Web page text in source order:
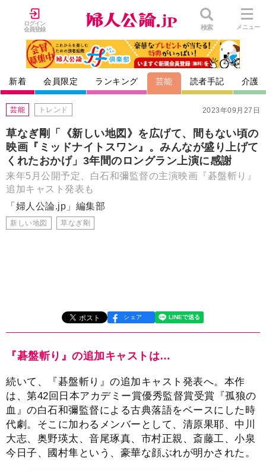
ログイン
会員登録
検索 メニュー
新着 会員限定 ランキング 芸能 読者手記 介護
2023年09月27日
芸能 トレンド
草なぎ剛「《新しい地図》を広げて、間もない頃の
映画『ミッドナイトスワン』。みんなが盛り上げて
くれたおかげ」3年間のロングラン上演に感謝
来年5月公開予定、白石和彌監督の主演映画『碁盤斬り』
追加キャスト発表も
「婦人公論.jp」編集部
新しい地図 草なぎ剛
シェア
『碁盤斬り』の追加キャストは…
続いて、『碁盤斬り』の追加キャスト発表へ。本作
は、第42回日本アカデミー賞優秀監督賞受賞『孤狼の
血』の白石和彌監督による古典落語をベースにした時
代劇。そこに加わるメンバーとして、清原果耶、中川
大志、奥野瑛太、音尾琢真、市村正親、斎藤工、小泉
今日子、國村隼という、豪華な顔ぶれが明かされた。